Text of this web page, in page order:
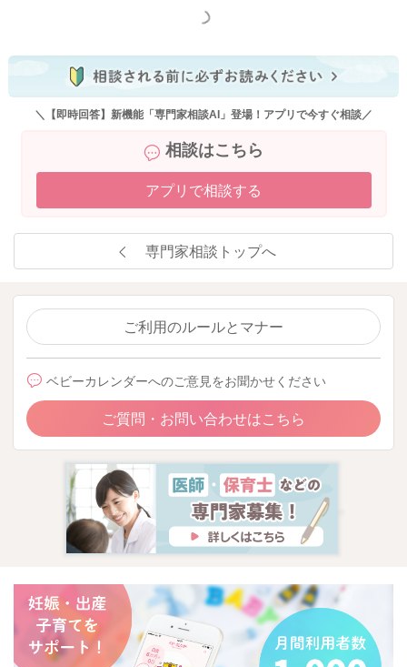
もっと見る
＼【即時回答】新機能「専門家相談AI」登場！アプリで今すぐ相談／
相談はこちら
アプリで相談する
専門家相談トップへ
ご利用のルールとマナー
ベビーカレンダーへのご意見をお聞かせください
ご質問・お問い合わせはこちら